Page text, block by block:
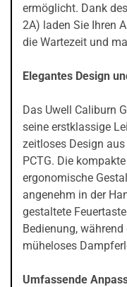
ermöglicht. Dank
2A) laden Sie Ihren
die Wartezeit und
Elegantes Design
Das Uwell Caliburn
seine erstklassige
zeitloses Design
PCTG. Die
ergonomische
angenehm in der
gestaltete
Bedienung,
müheloses
Umfassende